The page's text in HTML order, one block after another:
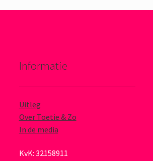
Informatie
Uitleg
Over Toetie & Zo
In de media
KvK: 32158911